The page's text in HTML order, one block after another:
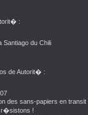
:
Santiago du Chili
de Autorit� :
des sans-papiers en
r�sistons !